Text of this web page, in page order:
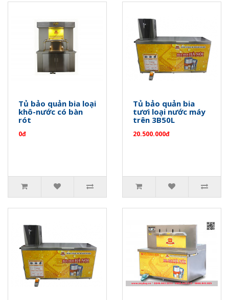
Tủ bảo quản bia loại
khô-nước có bàn
rót
0đ
Tủ bảo quản bia
tươi loại nước máy
trên 3B50L
20.500.000đ